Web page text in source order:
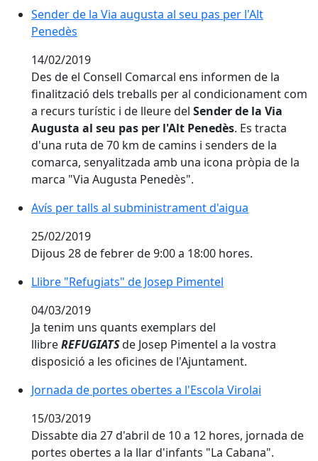
Sender de la Via augusta al seu pas per l'Alt
Penedès
14/02/2019
Des de el Consell Comarcal ens informen de la
finalització dels treballs per al condicionament com
a recurs turístic i de lleure del Sender de la Via
Augusta al seu pas per l'Alt Penedès. Es tracta
d'una ruta de 70 km de camins i senders de la
comarca, senyalitzada amb una icona pròpia de la
marca "Via Augusta Penedès".
Avís per talls al subministrament d'aigua
Avís per talls al subministrament d'aigua
25/02/2019
Dijous 28 de febrer de 9:00 a 18:00 hores.
Llibre "Refugiats" de Josep Pimentel
Llibre "Refugiats" de Josep Pimentel
04/03/2019
Ja tenim uns quants exemplars del
llibreREFUGIATSde Josep Pimentel a la vostra
disposició a les oficines de l'Ajuntament.
Jornada de portes obertes a l'Escola Virolai
Jornada de portes obertes a l'Escola Virolai
15/03/2019
Dissabte dia 27 d'abril de 10 a 12 hores, jornada de
portes obertes a la llar d'infants "La Cabana".